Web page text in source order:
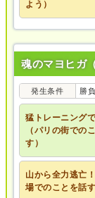
よう）
魂のマヨヒガ
発生条件 勝
猛トレーニング
（パリの街での
す）
山から全力逃亡
場でのことを話す